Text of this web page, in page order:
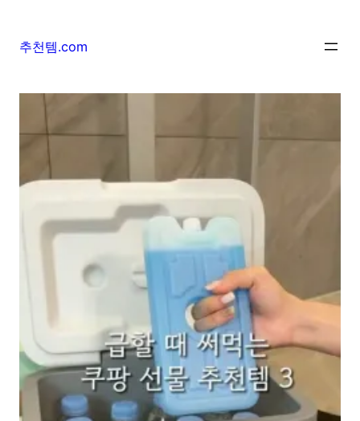
추천템.com